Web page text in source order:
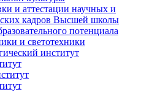
и аттестации научных и
кадров Высшей школы
потенциала
и светотехники
институт